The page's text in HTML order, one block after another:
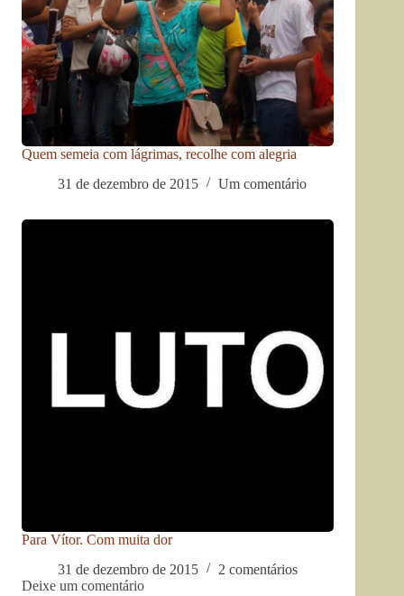
Quem semeia com lágrimas, recolhe com alegria
31 de dezembro de 2015
Um comentário
Para Vítor. Com muita dor
31 de dezembro de 2015
2 comentários
Deixe um comentário